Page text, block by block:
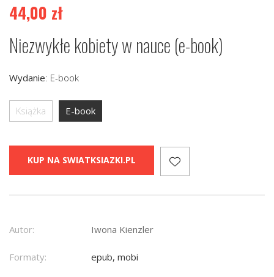
44,00 zł
Niezwykłe kobiety w nauce (e-book)
Wydanie: E-book
Książka E-book
KUP NA SWIATKSIAZKI.PL
Autor: Iwona Kienzler
Formaty: epub, mobi